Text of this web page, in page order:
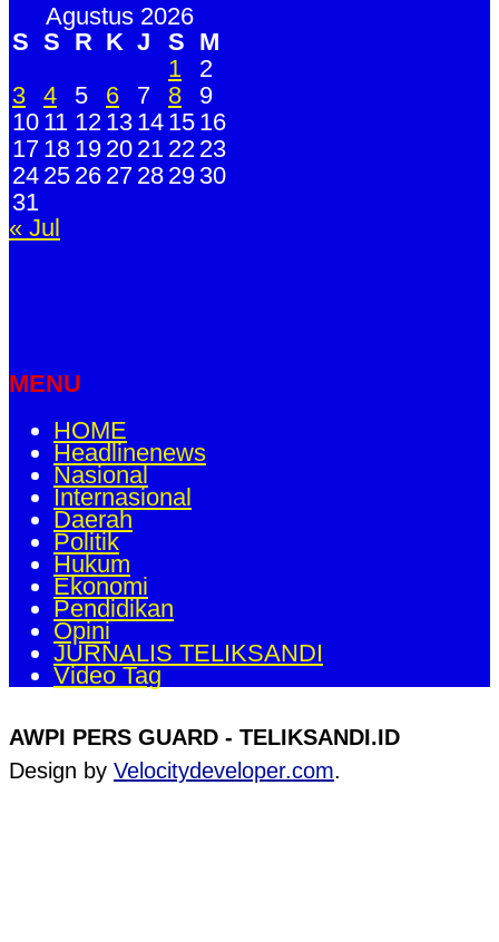
Agustus 2026
S S R K J S M
1
2
3
4 5 6 7 8
9
10 11 12 13 14 15 16
17 18 19 20 21 22 23
24 25 26 27 28 29 30
31
« Jul
MENU
HOME
Headlinenews
Nasional
Internasional
Daerah
Politik
Hukum
Ekonomi
Pendidikan
Opini
JURNALIS TELIKSANDI
Video Tag
AWPI PERS GUARD - TELIKSANDI.ID
Design by Velocitydeveloper.com.